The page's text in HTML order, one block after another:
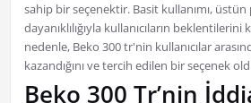
sahip bir seçenektir. Basit kullanımı, üstün
dayanıklılığıyla kullanıcıların beklentilerini
nedenle, Beko 300 tr'nin kullanıcılar
kazandığını ve tercih edilen bir seçenek
Beko 300 Tr’nin